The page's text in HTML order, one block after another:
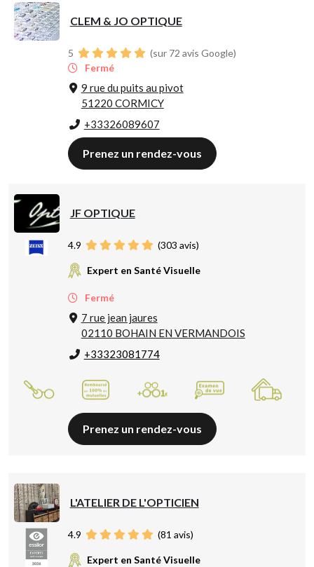
CLEM & JO OPTIQUE
5
(sur 72 avis Google)
Fermé
9 rue du puits au pivot
51220 CORMICY
+33326089607
Prenez un rendez-vous
JF OPTIQUE
4.9 (303 avis)
Expert en Santé Visuelle
Fermé
7 rue jean jaures
02110 BOHAIN EN VERMANDOIS
+33323081774
Prenez un rendez-vous
L'ATELIER DE L'OPTICIEN
4.9 (81 avis)
Expert en Santé Visuelle